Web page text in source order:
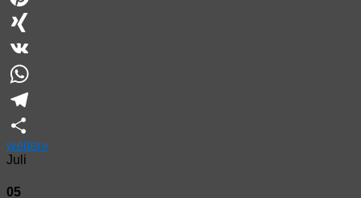
Pinterest
XING
VK
WhatsApp
Telegram
Teilen
weiter»
Juli
05